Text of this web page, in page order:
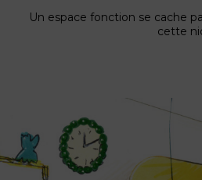
Un espace fonction se cache
cette